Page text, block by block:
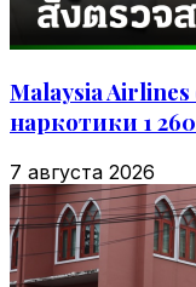
Malaysia
наркотики 1
7 августа 2026